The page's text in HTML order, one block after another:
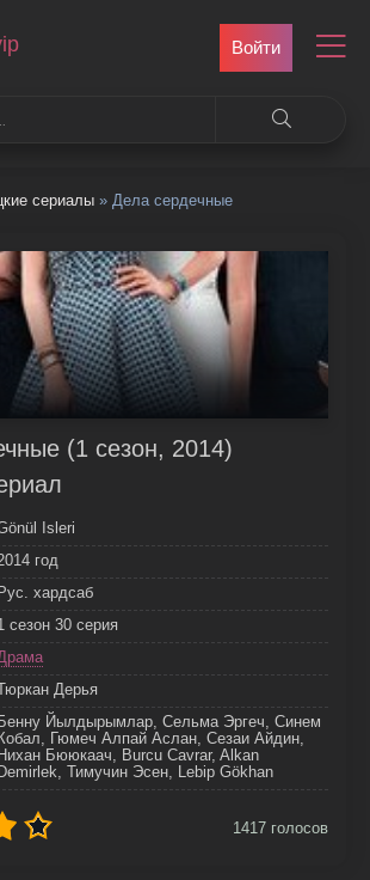
Войти
сериалы » Дела сердечные
(1 сезон, 2014)
Isleri
год
Рус. хардсаб
сезон 30 серия
Дерья
Бенну Йылдырымлар, Сельма Эргеч, Синем
Кобал, Гюмеч Алпай Аслан, Сезаи Айдин,
Нихан Бююкаач, Burcu Cavrar, Alkan
Demirlek, Тимучин Эсен, Lebip Gökhan
1417 голосов